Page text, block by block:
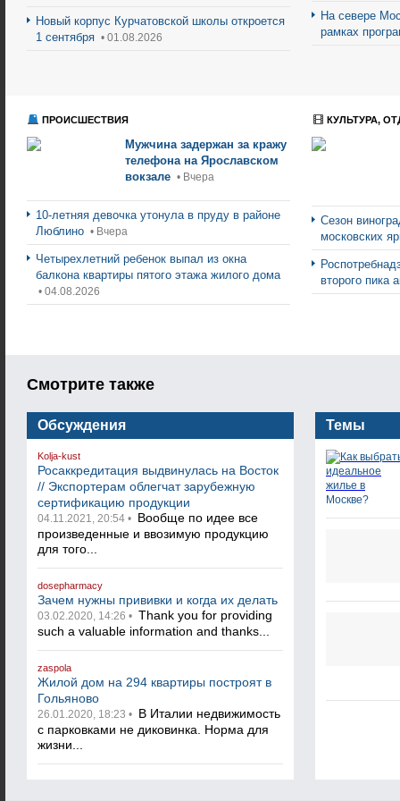
Новый корпус Курчатовской школы откроется
1 сентября • 01.08.2026
На севере
рамках
ПРОИСШЕСТВИЯ
Мужчина задержан за кражу
телефона на Ярославском
вокзале • Вчера
10-летняя девочка утонула в пруду в районе
Люблино • Вчера
Четырехлетний ребенок выпал из окна
балкона квартиры пятого этажа жилого дома
• 04.08.2026
КУЛЬТУРА,
Сезон
московских
второго пика
Смотрите также
Обсуждения
Kolja-kust
Росаккредитация выдвинулась на Восток
// Экспортерам облегчат зарубежную
сертификацию продукции
04.11.2021, 20:54 • Вообще по идее все
произведенные и ввозимую продукцию
для того...
dosepharmacy
Зачем нужны прививки и когда их делать
03.02.2020, 14:26 • Thank you for providing
such a valuable information and thanks...
zaspola
Жилой дом на 294 квартиры построят в
Гольяново
26.01.2020, 18:23 • В Италии недвижимость
с парковками не диковинка. Норма для
жизни...
Темы